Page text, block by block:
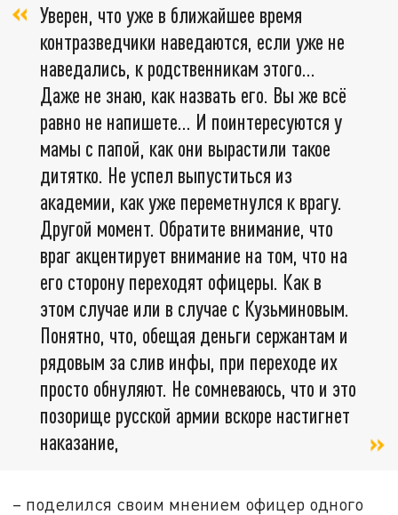
Уверен, что уже в ближайшее время
контразведчики наведаются, если уже не
наведались, к родственникам этого...
Даже не знаю, как назвать его. Вы же всё
равно не напишете... И поинтересуются у
мамы с папой, как они вырастили такое
дитятко. Не успел выпуститься из
академии, как уже переметнулся к врагу.
Другой момент. Обратите внимание, что
враг акцентирует внимание на том, что на
его сторону переходят офицеры. Как в
этом случае или в случае с Кузьминовым.
Понятно, что, обещая деньги сержантам и
рядовым за слив инфы, при переходе их
просто обнуляют. Не сомневаюсь, что и это
позорище русской армии вскоре настигнет
наказание,
– поделился своим мнением офицер одного